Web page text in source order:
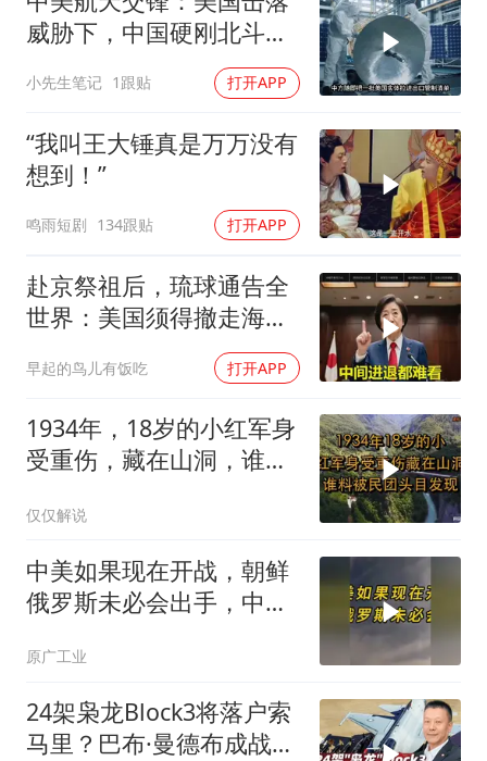
威胁下，中国硬刚北斗升
小先生笔记 1跟贴 打开APP
“我叫王大锤真是万万没有
想到！”
鸣雨短剧 134跟贴 打开APP
赴京祭祖后，琉球通告全
世界：美国须得撤走海马
早起的鸟儿有饭吃 打开APP
1934年，18岁的小红军身
受重伤，藏在山洞，谁料
仅仅解说
中美如果现在开战，朝鲜
俄罗斯未必会出手，中国
原广工业
24架枭龙Block3将落户索
马里？巴布·曼德布成战略